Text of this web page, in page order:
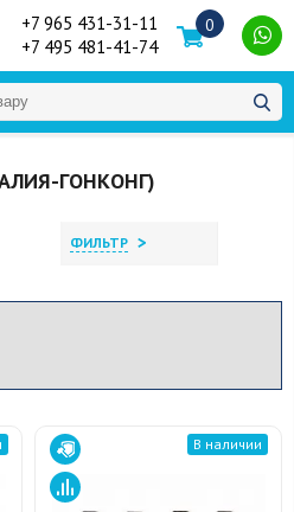
+7 965 431-31-11
+7 495 481-41-74
0
ГОНКОНГ)
ФИЛЬТР >
В наличии